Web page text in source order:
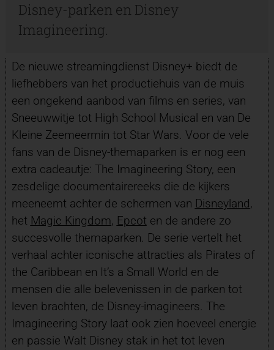
Disney-parken en Disney
Imagineering.
De nieuwe streamingdienst Disney+ biedt de
liefhebbers van het productiehuis van de muis
een ongekend aanbod van films en series, van
Sneeuwwitje tot High School Musical en van De
Kleine Zeemeermin tot Star Wars. Voor de vele
fans van de Disney-themaparken is er nog een
extra cadeautje: The Imagineering Story, een
zesdelige documentairereeks die de kijkers
meeneemt achter de schermen van Disneyland,
het Magic Kingdom, Epcot en de andere zo
succesvolle themaparken. De serie vertelt het
verhaal achter iconische attracties als Pirates of
the Caribbean en It’s a Small World en de
mensen die alle belevenissen in de parken tot
leven brachten, de Disney-imagineers. The
Imagineering Story laat ook zien hoeveel energie
en passie Walt Disney stak in het tot leven